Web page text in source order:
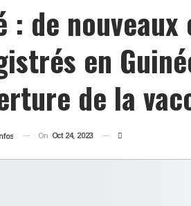
: de
en
de la
On Oct 24, 2023